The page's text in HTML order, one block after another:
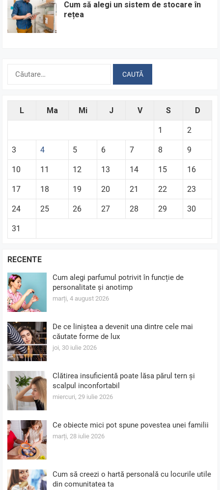
Cum să alegi un sistem de stocare în
rețea
L Ma Mi J V S D
1 2
3 4 5 6 7 8 9
10 11 12 13 14 15 16
17 18 19 20 21 22 23
24 25 26 27 28 29 30
31
RECENTE
Cum alegi parfumul potrivit în funcție de
personalitate și anotimp
marți, 4 august 2026
De ce liniștea a devenit una dintre cele mai
căutate forme de lux
joi, 30 iulie 2026
Clătirea insuficientă poate lăsa părul tern și
scalpul inconfortabil
miercuri, 29 iulie 2026
Ce obiecte mici pot spune povestea unei familii
marți, 28 iulie 2026
Cum să creezi o hartă personală cu locurile utile
din comunitatea ta